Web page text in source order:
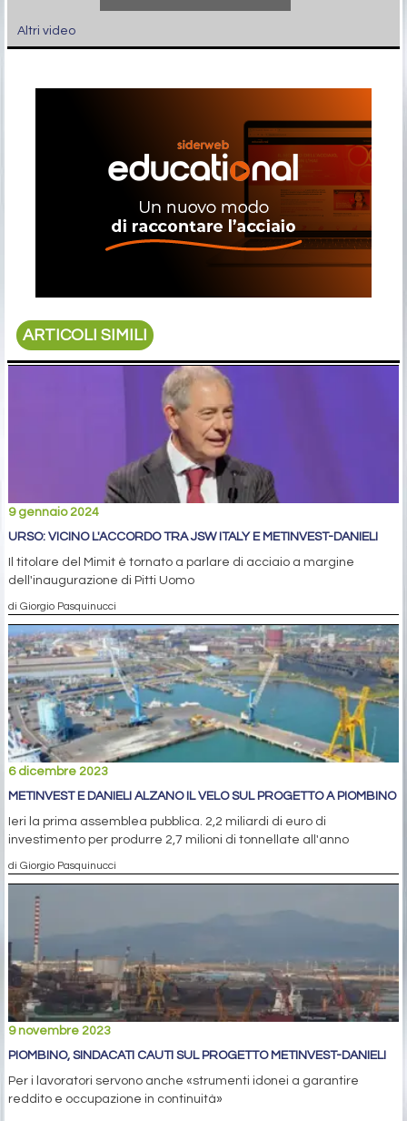
Altri video
ARTICOLI SIMILI
9 gennaio 2024
URSO: VICINO L'ACCORDO TRA JSW ITALY E METINVEST-DANIELI
Il titolare del Mimit è tornato a parlare di acciaio a margine
dell'inaugurazione di Pitti Uomo
di Giorgio Pasquinucci
6 dicembre 2023
METINVEST E DANIELI ALZANO IL VELO SUL PROGETTO A PIOMBINO
Ieri la prima assemblea pubblica. 2,2 miliardi di euro di
investimento per produrre 2,7 milioni di tonnellate all'anno
di Giorgio Pasquinucci
9 novembre 2023
PIOMBINO, SINDACATI CAUTI SUL PROGETTO METINVEST-DANIELI
Per i lavoratori servono anche «strumenti idonei a garantire
reddito e occupazione in continuità»